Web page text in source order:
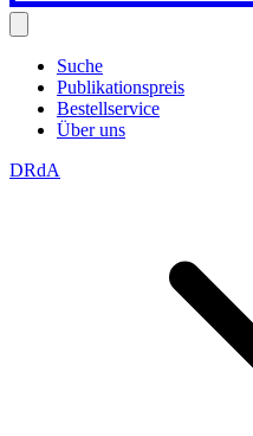
Suche
Publikationspreis
Bestellservice
Über uns
DRdA